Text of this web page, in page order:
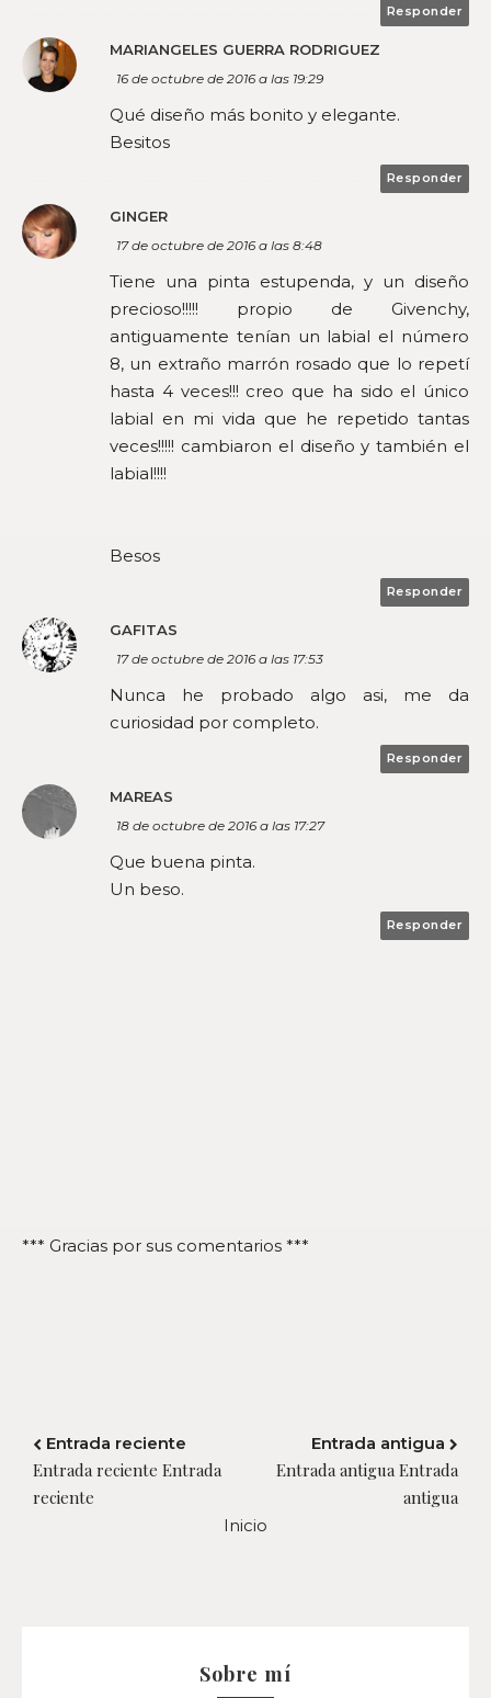
Responder
MARIANGELES GUERRA RODRIGUEZ
16 de octubre de 2016 a las 19:29
Qué diseño más bonito y elegante.
Besitos
Responder
GINGER
17 de octubre de 2016 a las 8:48
Tiene una pinta estupenda, y un diseño
precioso!!!!! propio de Givenchy,
antiguamente tenían un labial el número
8, un extraño marrón rosado que lo repetí
hasta 4 veces!!! creo que ha sido el único
labial en mi vida que he repetido tantas
veces!!!!! cambiaron el diseño y también el
labial!!!!
Besos
Responder
GAFITAS
17 de octubre de 2016 a las 17:53
Nunca he probado algo asi, me da
curiosidad por completo.
Responder
MAREAS
18 de octubre de 2016 a las 17:27
Que buena pinta.
Un beso.
Responder
*** Gracias por sus comentarios ***
Entrada reciente
Entrada reciente Entrada
reciente
Entrada antigua
Entrada antigua Entrada
antigua
Inicio
Sobre mí